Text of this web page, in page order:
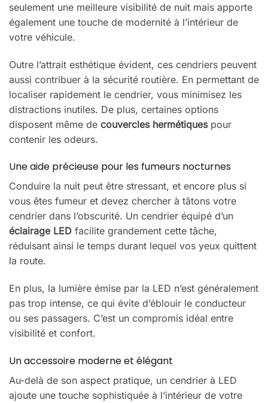
seulement une meilleure visibilité de nuit mais apporte
également une touche de modernité à l’intérieur de
votre véhicule.
Outre l’attrait esthétique évident, ces cendriers peuvent
aussi contribuer à la sécurité routière. En permettant de
localiser rapidement le cendrier, vous minimisez les
distractions inutiles. De plus, certaines options
disposent même de couvercles hermétiquespour
contenir les odeurs.
Une aide précieuse pour les fumeurs nocturnes
Conduire la nuit peut être stressant, et encore plus si
vous êtes fumeur et devez chercher à tâtons votre
cendrier dans l’obscurité. Un cendrier équipé d’un
éclairage LED facilite grandement cette tâche,
réduisant ainsi le temps durant lequel vos yeux quittent
la route.
En plus, la lumière émise par la LED n’est généralement
pas trop intense, ce qui évite d’éblouir le conducteur
ou ses passagers. C’est un compromis idéal entre
visibilité et confort.
Un accessoire moderne et élégant
Au-delà de son aspect pratique, un cendrier à LED
ajoute une touche sophistiquée à l’intérieur de votre